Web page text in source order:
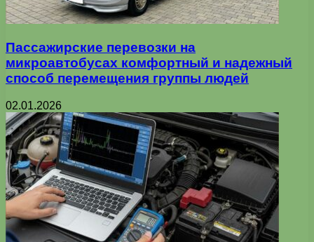
Пассажирские перевозки на
микроавтобусах комфортный и надежный
способ перемещения группы людей
02.01.2026